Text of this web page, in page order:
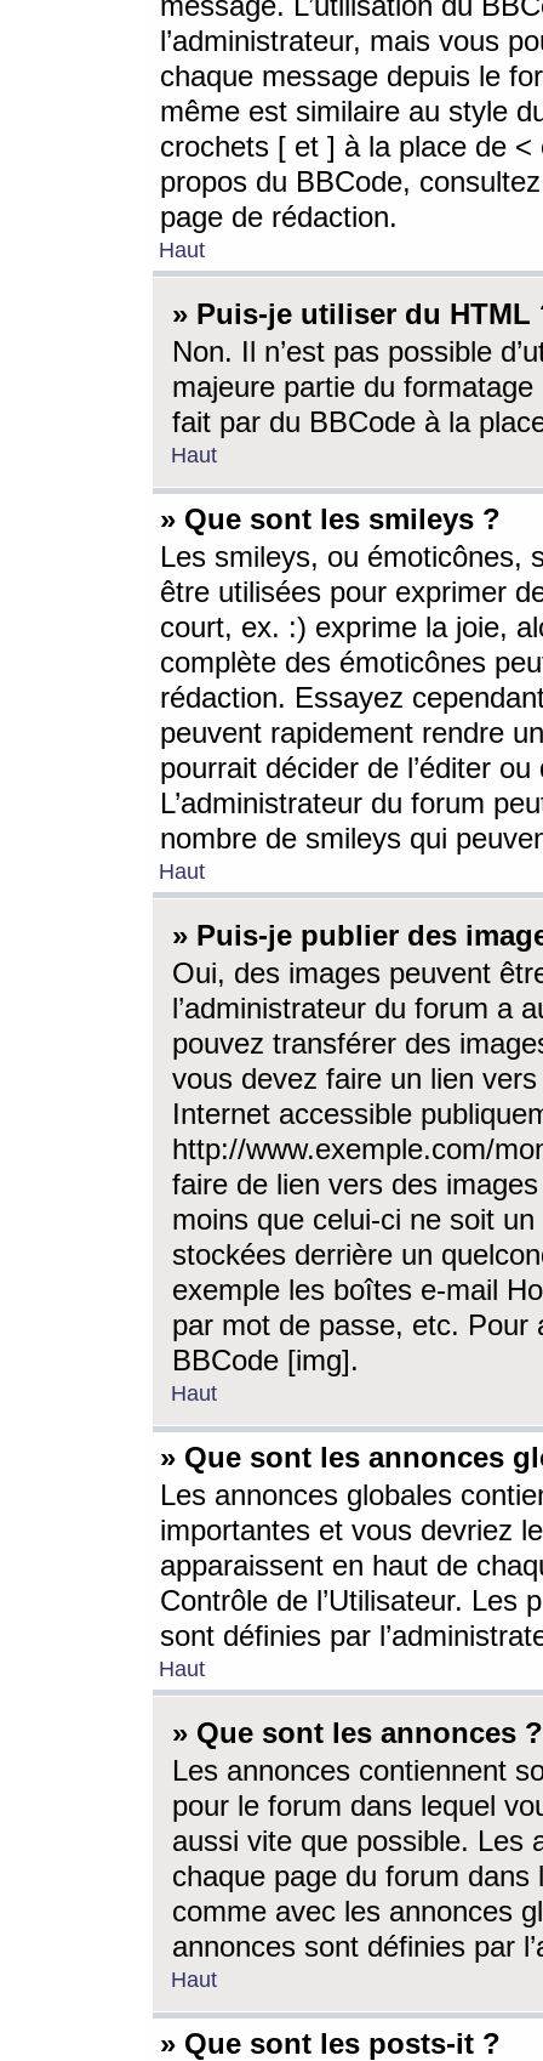
l’administrateur, mais vous
chaque message depuis le
même est similaire au style
crochets [ et ] à la place de <
propos du BBCode,
page de rédaction.
Haut
» Puis-je utiliser du HTML
Non. Il n’est pas possible
majeure partie du
fait par du BBCode à la
Haut
» Que sont les smileys ?
Les smileys, ou émoticônes,
être utilisées pour exprimer
court, ex. :) exprime la joie,
complète des émoticônes
rédaction. Essayez
peuvent rapidement rendre
pourrait décider de l’éditer
L’administrateur du forum
nombre de smileys qui
Haut
» Puis-je publier des
Oui, des images peuvent
l’administrateur du forum a
pouvez transférer des
vous devez faire un lien
Internet accessible
http://www.exemple.com/
faire de lien vers des
moins que celui-ci ne soit
stockées derrière un
exemple les boîtes e-mail
par mot de passe, etc. Pour
BBCode [img].
Haut
» Que sont les annonces
Les annonces globales
importantes et vous devriez
apparaissent en haut de
Contrôle de l’Utilisateur. Les
sont définies par
Haut
» Que sont les annonces ?
Les annonces contiennent
pour le forum dans lequel
aussi vite que possible. Les
chaque page du forum dans
comme avec les annonces
annonces sont définies par
Haut
» Que sont les posts-it ?